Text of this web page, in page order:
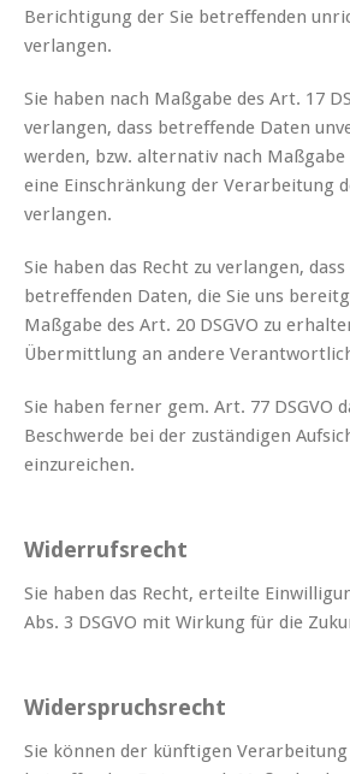
Berichtigung der Sie betreffenden
verlangen.
Sie haben nach Maßgabe des Art. 17
verlangen, dass betreffende Daten
werden, bzw. alternativ nach Maßgabe
eine Einschränkung der Verarbeitung
verlangen.
Sie haben das Recht zu verlangen, dass
betreffenden Daten, die Sie uns
Maßgabe des Art. 20 DSGVO zu
Übermittlung an andere
Sie haben ferner gem. Art. 77 DSGVO
Beschwerde bei der zuständigen
einzureichen.
Widerrufsrecht
Sie haben das Recht, erteilte
Abs. 3 DSGVO mit Wirkung für die
Widerspruchsrecht
Sie können der künftigen Verarbeitung